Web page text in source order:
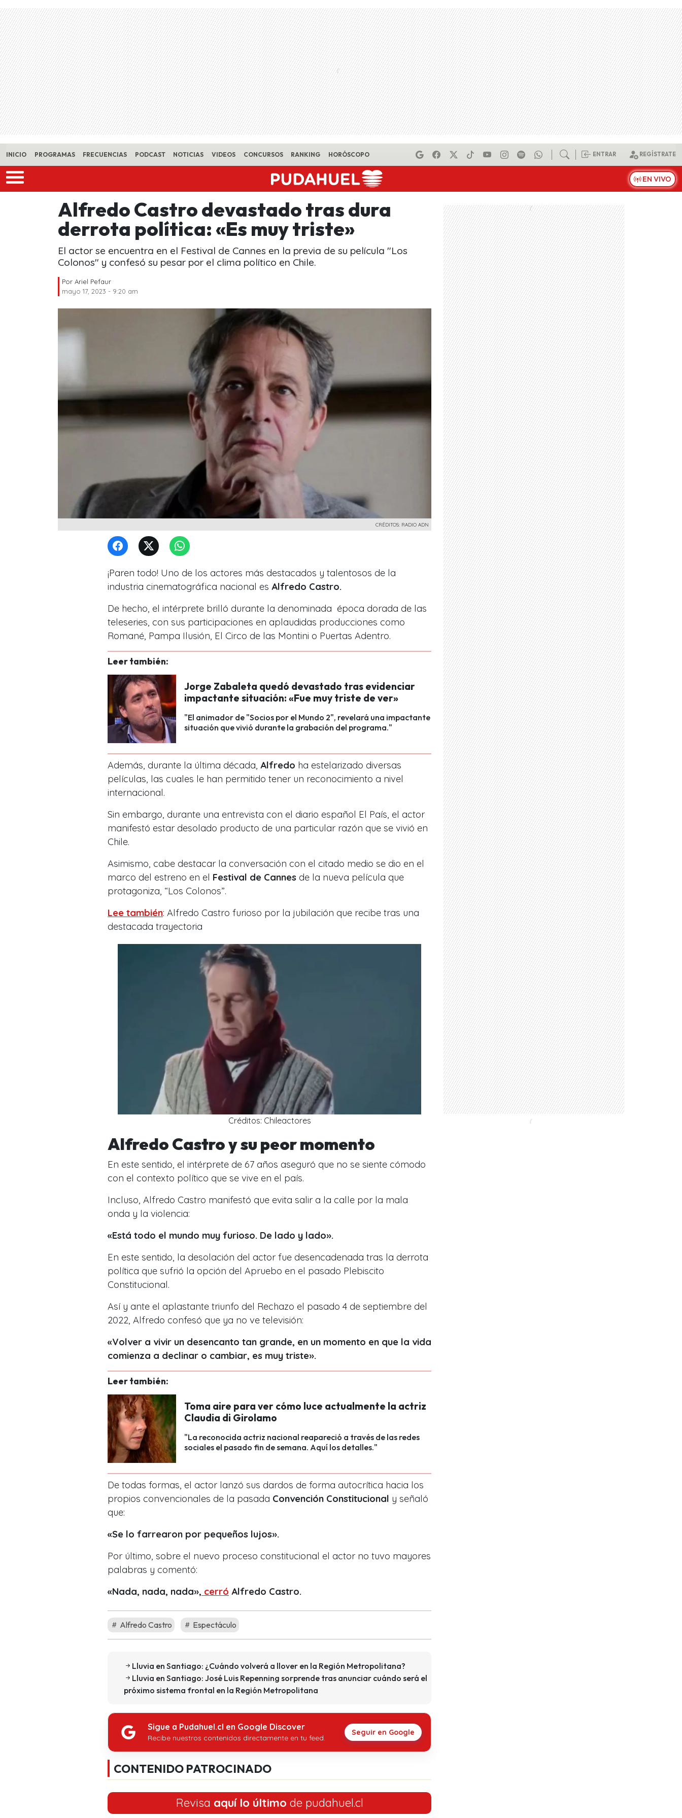
Skip to main content
INICIO PROGRAMAS FRECUENCIAS PODCAST NOTICIAS VIDEOS CONCURSOS RANKING HORÓSCOPO ENTRAR REGÍSTRATE
EN VIVO
Alfredo Castro devastado tras dura
derrota política: «Es muy triste»
El actor se encuentra en el Festival de Cannes en la previa de su película "Los
Colonos" y confesó su pesar por el clima político en Chile.
Por Ariel Pefaur
mayo 17, 2023 - 9:20 am
CRÉDITOS: RADIO ADN
¡Paren todo! Uno de los actores más destacados y talentosos de la
industria cinematográfica nacional es Alfredo Castro.
De hecho, el intérprete brilló durante la denominada época dorada de las
teleseries, con sus participaciones en aplaudidas producciones como
Romané, Pampa Ilusión, El Circo de las Montini o Puertas Adentro.
Leer también:
Jorge Zabaleta quedó devastado tras evidenciar
impactante situación: «Fue muy triste de ver»
"El animador de "Socios por el Mundo 2", revelará una impactante
situación que vivió durante la grabación del programa."
Además, durante la última década, Alfredo ha estelarizado diversas
películas, las cuales le han permitido tener un reconocimiento a nivel
internacional.
Sin embargo, durante una entrevista con el diario español El País, el actor
manifestó estar desolado producto de una particular razón que se vivió en
Chile.
Asimismo, cabe destacar la conversación con el citado medio se dio en el
marco del estreno en el Festival de Cannes de la nueva película que
protagoniza, “Los Colonos”.
Lee también: Alfredo Castro furioso por la jubilación que recibe tras una
destacada trayectoria
Créditos: Chileactores
Alfredo Castro y su peor momento
En este sentido, el intérprete de 67 años aseguró que no se siente cómodo
con el contexto político que se vive en el país.
Incluso, Alfredo Castro manifestó que evita salir a la calle por la mala
onda y la violencia:
«Está todo el mundo muy furioso. De lado y lado».
En este sentido, la desolación del actor fue desencadenada tras la derrota
política que sufrió la opción del Apruebo en el pasado Plebiscito
Constitucional.
Así y ante el aplastante triunfo del Rechazo el pasado 4 de septiembre del
2022, Alfredo confesó que ya no ve televisión:
«Volver a vivir un desencanto tan grande, en un momento en que la vida
comienza a declinar o cambiar, es muy triste».
Leer también:
Toma aire para ver cómo luce actualmente la actriz
Claudia di Girolamo
"La reconocida actriz nacional reapareció a través de las redes
sociales el pasado fin de semana. Aquí los detalles."
De todas formas, el actor lanzó sus dardos de forma autocrítica hacia los
propios convencionales de la pasada Convención Constitucional y señaló
que:
«Se lo farrearon por pequeños lujos».
Por último, sobre el nuevo proceso constitucional el actor no tuvo mayores
palabras y comentó:
«Nada, nada, nada», cerró Alfredo Castro.
Alfredo Castro Espectáculo
Lluvia en Santiago: ¿Cuándo volverá a llover en la Región Metropolitana?
Lluvia en Santiago: José Luis Repenning sorprende tras anunciar cuándo será el
próximo sistema frontal en la Región Metropolitana
Sigue a Pudahuel.cl en Google Discover
Recibe nuestros contenidos directamente en tu feed.
Seguir en Google
CONTENIDO PATROCINADO
Revisa aquí lo último de pudahuel.cl